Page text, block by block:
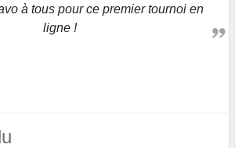
à tous pour ce premier tournoi en
ligne !